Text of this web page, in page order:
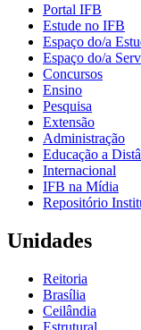
Portal IFB
Estude no IFB
Espaço do/a
Espaço do/a
Concursos
Ensino
Pesquisa
Extensão
Administração
Educação a
Internacional
IFB na Mídia
Repositório
Unidades
Reitoria
Brasília
Ceilândia
Estrutural